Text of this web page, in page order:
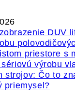
výrobu
strojov: Čo to
priemysel?